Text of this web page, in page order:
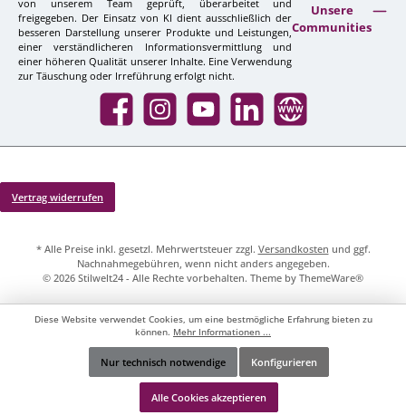
von unserem Team geprüft, überarbeitet und
freigegeben. Der Einsatz von KI dient ausschließlich der
besseren Darstellung unserer Produkte und Leistungen,
einer verständlicheren Informationsvermittlung und
einer höheren Qualität unserer Inhalte. Eine Verwendung
zur Täuschung oder Irreführung erfolgt nicht.
Unsere
Communities
Facebook InstagramYouTube LinkedIn Website
Vertrag widerrufen
* Alle Preise inkl. gesetzl. Mehrwertsteuer zzgl. Versandkosten und ggf.
Nachnahmegebühren, wenn nicht anders angegeben.
© 2026 Stilwelt24 - Alle Rechte vorbehalten. Theme by ThemeWare®
Werkzeugleiste anzeigen
Diese Website verwendet Cookies, um eine bestmögliche Erfahrung bieten zu
können. Mehr Informationen ...
Nur technisch notwendige Konfigurieren
Alle Cookies akzeptieren